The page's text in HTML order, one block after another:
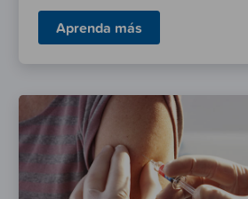
Aprenda más